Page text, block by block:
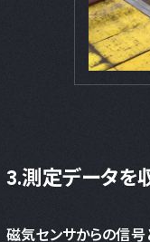
3.測定データを
磁気センサからの信